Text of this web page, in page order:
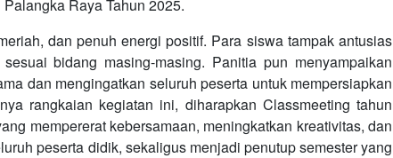
Raya Tahun 2025.
dan penuh energi positif. Para siswa tampak antusias
bidang masing-masing. Panitia pun menyampaikan
dan mengingatkan seluruh peserta untuk mempersiapkan
rangkaian kegiatan ini, diharapkan Classmeeting tahun
mempererat kebersamaan, meningkatkan kreativitas, dan
peserta didik, sekaligus menjadi penutup semester yang